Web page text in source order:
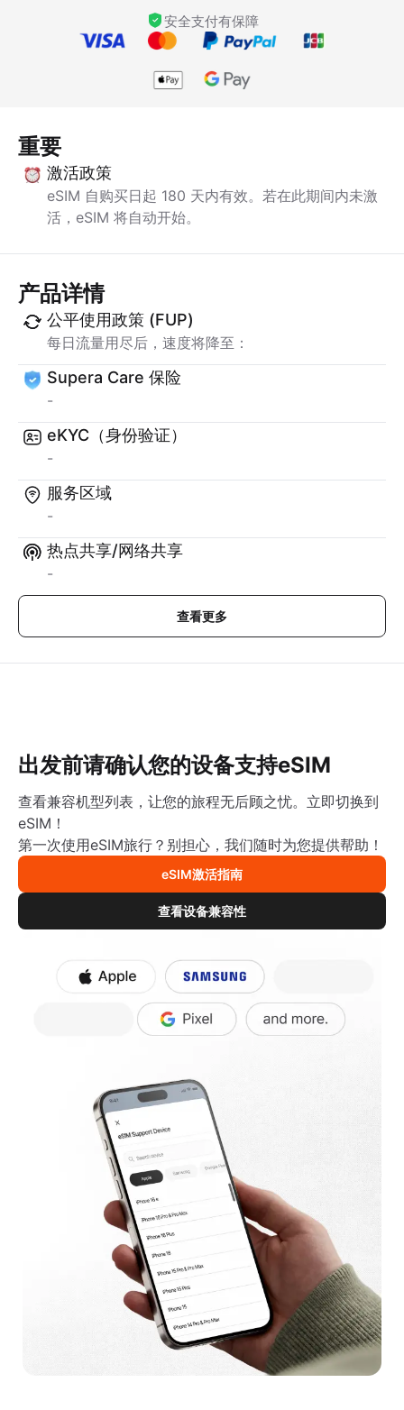
安全支付有保障
重要
激活政策
eSIM 自购买日起 180 天内有效。若在此期间内未激
活，eSIM 将自动开始。
产品详情
公平使用政策 (FUP)
每日流量用尽后，速度将降至：
Supera Care 保险
-
eKYC（身份验证）
-
服务区域
-
热点共享/网络共享
-
查看更多
出发前请确认您的设备支持eSIM
查看兼容机型列表，让您的旅程无后顾之忧。立即切换到
eSIM！
第一次使用eSIM旅行？别担心，我们随时为您提供帮助！
eSIM激活指南
查看设备兼容性